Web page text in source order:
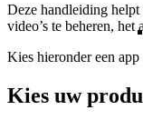
Deze handleiding
video’s te beheren, het
Kies hieronder een
Kies uw